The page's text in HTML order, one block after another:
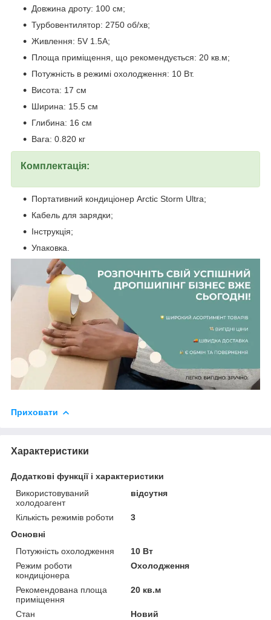
Довжина дроту: 100 см;
Турбовентилятор: 2750 об/хв;
Живлення: 5V 1.5A;
Площа приміщення, що рекомендується: 20 кв.м;
Потужність в режимі охолодження: 10 Вт.
Висота: 17 см
Ширина: 15.5 см
Глибина: 16 см
Вага: 0.820 кг
Комплектація:
Портативний кондиціонер Arctic Storm Ultra;
Кабель для зарядки;
Інструкція;
Упаковка.
Приховати
Характеристики
Додаткові функції і характеристики
Використовуваний
холодоагент
відсутня
Кількість режимів роботи
3
Основні
Потужність охолодження
10 Вт
Режим роботи
кондиціонера
Охолодження
Рекомендована площа
приміщення
20 кв.м
Стан
Новий